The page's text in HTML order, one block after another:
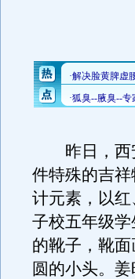
昨日，西安
件特殊的吉
计元素，以
子校五年级
的靴子，靴
圆的小头。